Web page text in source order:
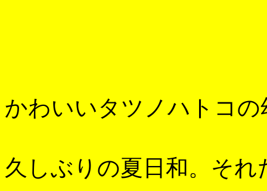
かわいいタツノハトコの
久しぶりの夏日和。そ